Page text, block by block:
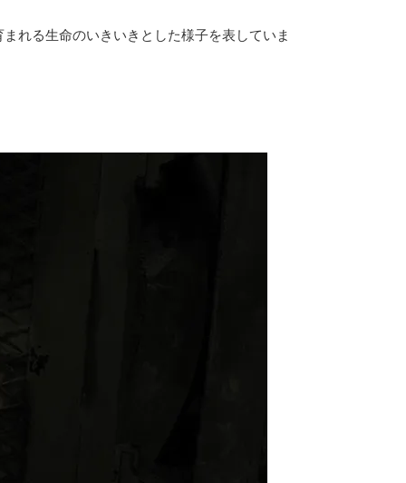
れる生命のいきいきとした様子を表していま